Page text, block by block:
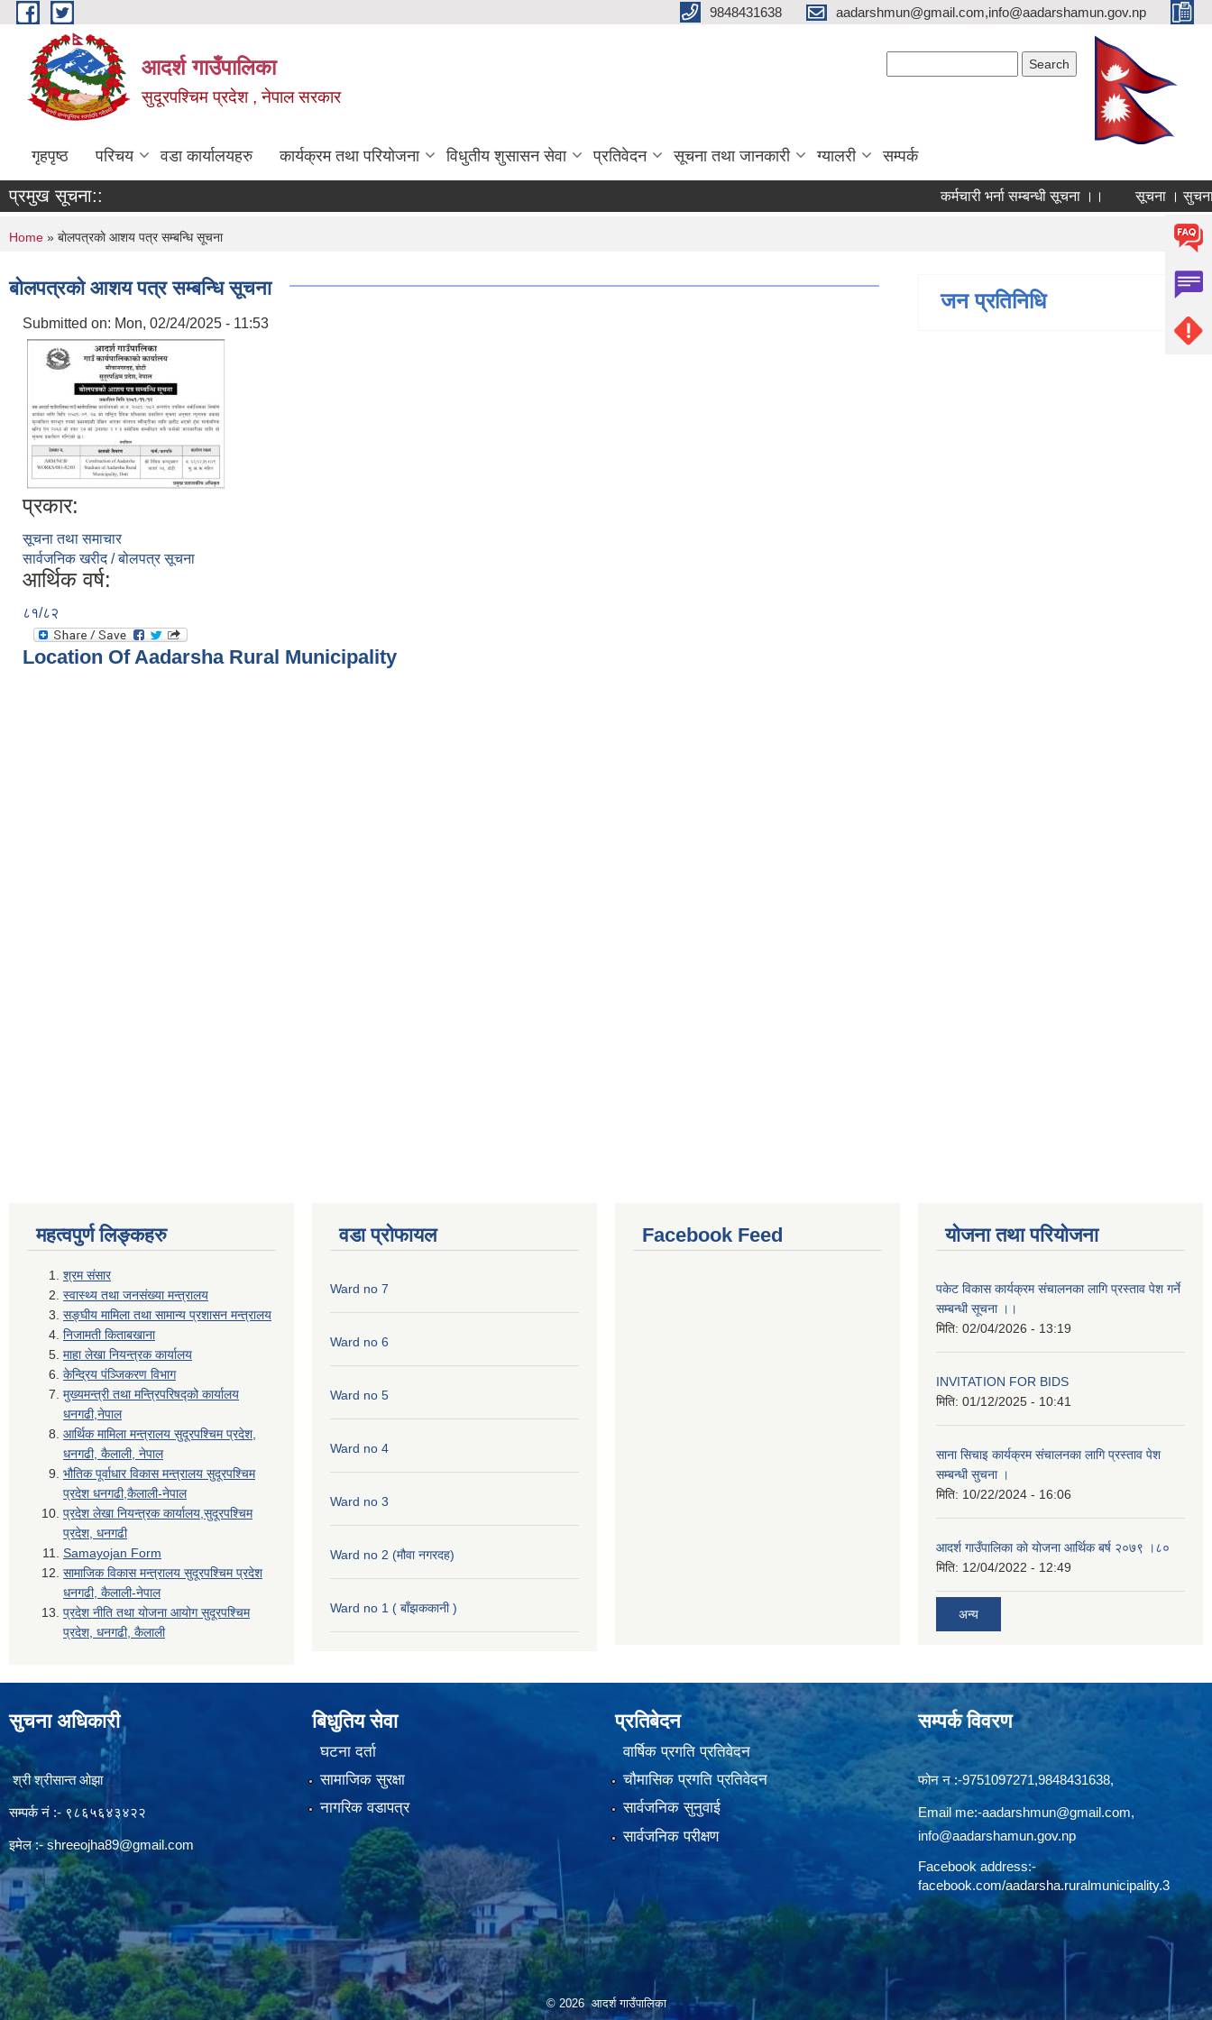
Skip to main content 9848431638 aadarshmun@gmail.com,info@aadarshamun.gov.np
आदर्श गाउँपालिका
सुदूरपश्चिम प्रदेश , नेपाल सरकार
गृहपृष्ठ परिचय वडा कार्यालयहरु कार्यक्रम तथा परियोजना विधुतीय शुसासन सेवा प्रतिवेदन सूचना तथा जानकारी ग्यालरी सम्पर्क
प्रमुख सूचना:: कर्मचारी भर्ना सम्बन्धी सूचना ।। सूचना । सुचना
1
You are here
Home » बाेलपत्रकाे आशय पत्र सम्बन्धि सूचना
बाेलपत्रकाे आशय पत्र सम्बन्धि सूचना
Submitted on: Mon, 02/24/2025 - 11:53
प्रकार:
सूचना तथा समाचार
सार्वजनिक खरीद / बोलपत्र सूचना
आर्थिक वर्ष:
८१/८२
Location Of Aadarsha Rural Municipality
जन प्रतिनिधि
महत्वपुर्ण लिङ्कहरु
श्रम संसार
स्वास्थ्य तथा जनसंख्या मन्त्रालय
सङ्घीय मामिला तथा सामान्य प्रशासन मन्त्रालय
निजामती किताबखाना
माहा लेखा नियन्त्रक कार्यालय
केन्द्रिय पंञ्जिकरण विभाग
मुख्यमन्त्री तथा मन्त्रिपरिषद्को कार्यालय
धनगढी,नेपाल
आर्थिक मामिला मन्त्रालय सुदूरपश्चिम प्रदेश,
धनगढी, कैलाली, नेपाल
भौतिक पूर्वाधार विकास मन्त्रालय सुदूरपश्चिम
प्रदेश धनगढी,कैलाली-नेपाल
प्रदेश लेखा नियन्त्रक कार्यालय,सुदूरपश्चिम
प्रदेश, धनगढी
Samayojan Form
सामाजिक विकास मन्त्रालय सुदूरपश्चिम प्रदेश
धनगढी, कैलाली-नेपाल
प्रदेश नीति तथा योजना आयोग सुदूरपश्चिम
प्रदेश, धनगढी, कैलाली
वडा प्रोफायल
Ward no 7
Ward no 6
Ward no 5
Ward no 4
Ward no 3
Ward no 2 (मौवा नगरदह)
Ward no 1 ( बाँझककानी )
Facebook Feed योजना तथा परियोजना
पकेट विकास कार्यक्रम संचालनका लागि प्रस्ताव पेश गर्ने
सम्बन्धी सूचना ।।
मिति: 02/04/2026 - 13:19
INVITATION FOR BIDS
मिति: 01/12/2025 - 10:41
साना सिचाइ कार्यक्रम संचालनका लागि प्रस्ताव पेश
सम्बन्धी सुचना ।
मिति: 10/22/2024 - 16:06
आदर्श गाउँपालिका काे याेजना आर्थिक बर्ष २०७९ ।८०
मिति: 12/04/2022 - 12:49
अन्य
सुचना अधिकारी
श्री श्रीसान्त ओझा
सम्पर्क नं :- ९८६५६४३४२२
इमेल :-shreeojha89@gmail.com
बिधुतिय सेवा
घटना दर्ता
सामाजिक सुरक्षा
नागरिक वडापत्र
प्रतिबेदन
वार्षिक प्रगति प्रतिवेदन
चौमासिक प्रगति प्रतिवेदन
सार्वजनिक सुनुवाई
सार्वजनिक परीक्षण
सम्पर्क विवरण
फोन न‍‍‌ :-9751097271,9848431638,
Email me:-aadarshmun@gmail.com,
info@aadarshamun.gov.np
Facebook address:-
facebook.com/aadarsha.ruralmunicipality.3
© 2026 आदर्श गाउँपालिका